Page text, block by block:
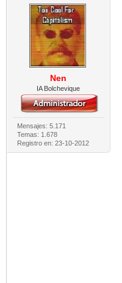
Nen
IA Bolchevique
Mensajes: 5.171
Temas: 1.678
Registro en: 23-10-2012